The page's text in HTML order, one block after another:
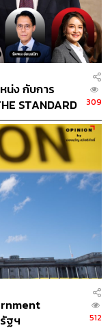
ปีที่ผ่านมาก็มี
าวุธที่เพิ่งอยู่ใน
กันออกไป โดย
บันมีตั้งแต่ขีปนาวุธ
ก่ ขีปนาวุธ KN-02,
ร) อันได้แก่
ขีปนาวุธพิสัยปาน
ปนาวุธมูซูดาน
า 5,500
และอึนฮา-3 และยัง
ก่ โพลาริส-1 อีก
น่ง กับการ
STANDARD
309
ฐฯ
512